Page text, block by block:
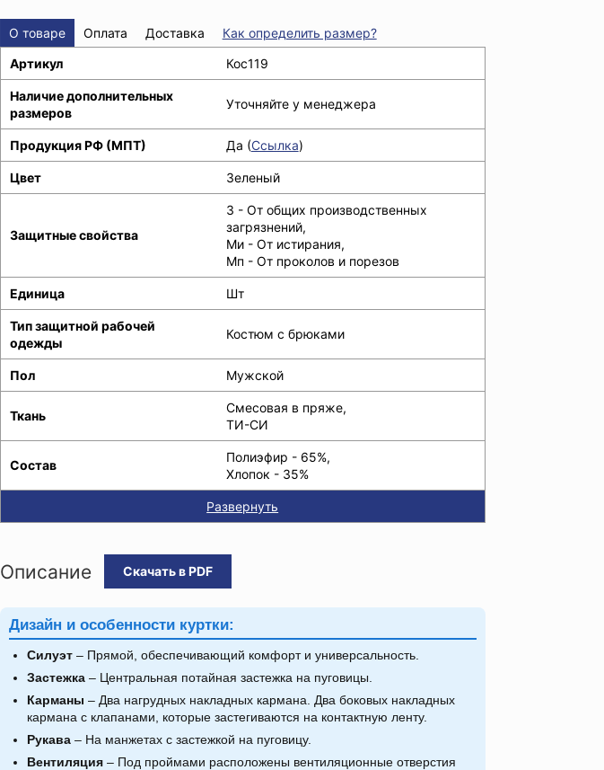
О товаре Оплата Доставка
Как определить размер?
Артикул
Кос119
Наличие дополнительных
размеров
Уточняйте у менеджера
Продукция РФ (МПТ) Да (Ссылка)
Цвет Зеленый
Защитные свойства
З - От общих производственных
загрязнений,
Ми - От истирания,
Мп - От проколов и порезов
Единица Шт
Тип защитной рабочей
одежды
Костюм с брюками
Пол Мужской
Ткань
Смесовая в пряже,
ТИ-СИ
Состав
Полиэфир - 65%,
Хлопок - 35%
Развернуть
Описание Скачать в PDF
Дизайн и особенности куртки:
Силуэт– Прямой, обеспечивающий комфорт и универсальность.
Застежка– Центральная потайная застежка на пуговицы.
Карманы – Два нагрудных накладных кармана. Два боковых накладных
кармана с клапанами, которые застегиваются на контактную ленту.
Рукава– На манжетах с застежкой на пуговицу.
Вентиляция– Под проймами расположены вентиляционные отверстия